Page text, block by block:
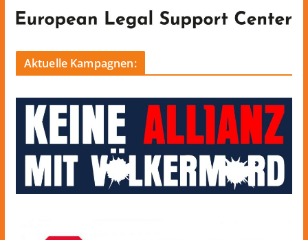
Aktuelle Kampagnen: